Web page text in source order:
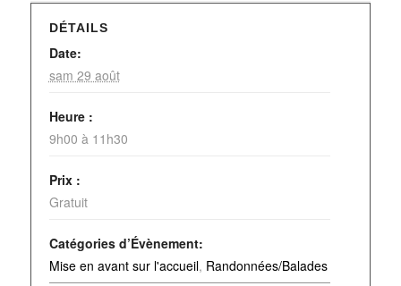
DÉTAILS
Date:
sam 29 août
Heure :
9h00 à 11h30
Prix :
Gratuit
Catégories d’Évènement:
Mise en avant sur l'accueil, Randonnées/Balades